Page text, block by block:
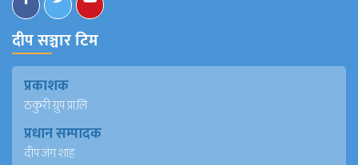
दीप सञ्चार टिम
प्रकाशक
ठकुरी ग्रुप प्रा.लि
प्रधान सम्पादक
दीप जंग शाह